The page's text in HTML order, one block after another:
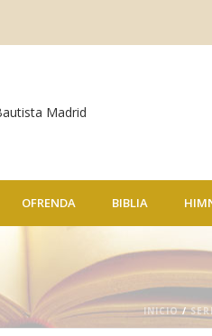
OFRENDA BIBLIA
INICIO/